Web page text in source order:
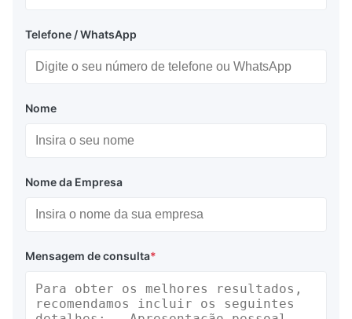
Telefone / WhatsApp
Nome
Nome da Empresa
Mensagem de consulta*